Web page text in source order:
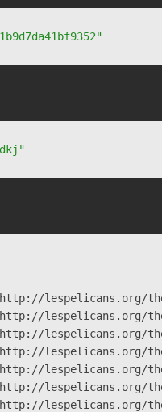
lespelicans.org/
lespelicans.org/
lespelicans.org/
lespelicans.org/
lespelicans.org/
lespelicans.org/
lespelicans.org/